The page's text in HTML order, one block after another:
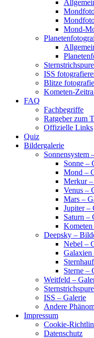
Mond-
ISS
Blitze
Kometen-
FAQ
Fachbegriffe
Ratgeber zum
Offizielle Links
Quiz
Bildergalerie
Sonnensystem
Sonne –
Mond –
Merkur
Venus –
Mars –
Jupiter –
Saturn –
Deepsky –
Nebel –
Galaxien
Sterne –
Weitfeld –
ISS – Galerie
Andere
Impressum
Cookie-
Datenschutz